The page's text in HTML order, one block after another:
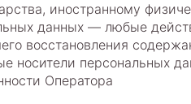
иностранному
данных — любые
восстановления
носители персональных
Оператора